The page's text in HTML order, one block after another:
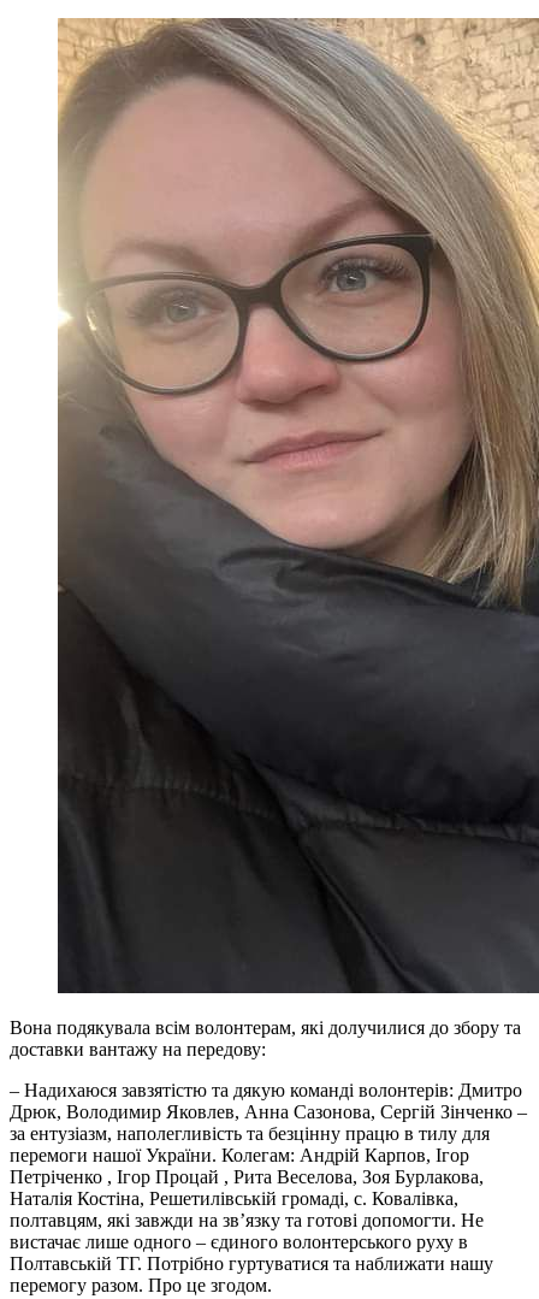
Вона подякувала всім волонтерам, які долучилися до збору та
доставки вантажу на передову:
– Надихаюся завзятістю та дякую команді волонтерів: Дмитро
Дрюк, Володимир Яковлев, Анна Сазонова, Сергій Зінченко –
за ентузіазм, наполегливість та безцінну працю в тилу для
перемоги нашої України. Колегам: Андрій Карпов, Ігор
Петріченко , Ігор Процай , Рита Веселова, Зоя Бурлакова,
Наталія Костіна, Решетилівській громаді, с. Ковалівка,
полтавцям, які завжди на зв’язку та готові допомогти. Не
вистачає лише одного – єдиного волонтерського руху в
Полтавській ТГ. Потрібно гуртуватися та наближати нашу
перемогу разом. Про це згодом.